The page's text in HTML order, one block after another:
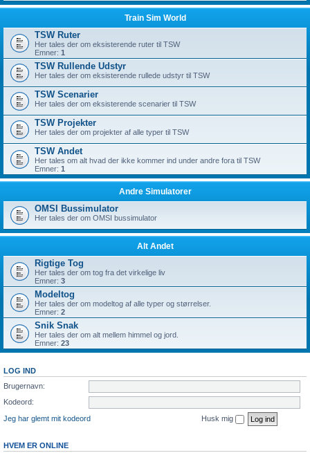
Train Sim World
TSW Ruter
Her tales der om eksisterende ruter til TSW
Emner: 1
TSW Rullende Udstyr
Her tales der om eksisterende rullede udstyr til TSW
TSW Scenarier
Her tales der om eksisterende scenarier til TSW
TSW Projekter
Her tales der om projekter af alle typer til TSW
TSW Andet
Her tales om alt hvad der ikke kommer ind under andre fora til TSW
Emner: 1
Andre Simulatorer
OMSI Bussimulator
Her tales der om OMSI bussimulator
Alt Andet
Rigtige Tog
Her tales der om tog fra det virkelige liv
Emner: 3
Modeltog
Her tales der om modeltog af alle typer og størrelser.
Emner: 2
Snik Snak
Her tales der om alt mellem himmel og jord.
Emner: 23
LOG IND
Brugernavn:
Kodeord:
Jeg har glemt mit kodeord
Husk mig
HVEM ER ONLINE